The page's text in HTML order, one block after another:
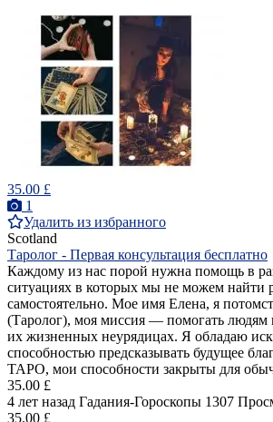
35.00 £
1
Удалить из избранного
Scotland
Таролог - Первая консультация бесплатно
Каждому из нас порой нужна помощь в
ситуациях в которых мы не можем найти
самостоятельно. Мое имя Елена, я
(Таролог), моя миссия — помогать людям
их жизненных неурядицах. Я обладаю
способностью предсказывать будущее
ТАРО, мои способности закрыты для
35.00 £
4 лет назад Гадания-Гороскопы 1307
35.00 £